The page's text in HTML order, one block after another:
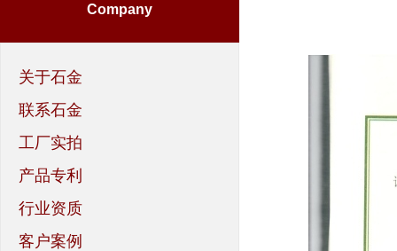
Company
关于石金
联系石金
工厂实拍
产品专利
行业资质
客户案例